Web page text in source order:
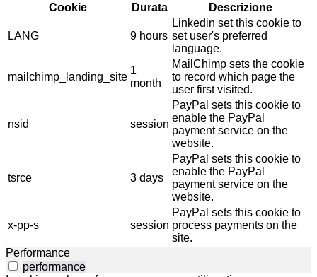
Cookie
Durata Descrizione
LANG 9 hours
Linkedin set this cookie to
set user's preferred
language.
mailchimp_landing_site
1
month
MailChimp sets the cookie
to record which page the
user first visited.
nsid session
PayPal sets this cookie to
enable the PayPal
payment service on the
website.
tsrce 3 days
PayPal sets this cookie to
enable the PayPal
payment service on the
website.
x-pp-s session
PayPal sets this cookie to
process payments on the
site.
Performance
performance